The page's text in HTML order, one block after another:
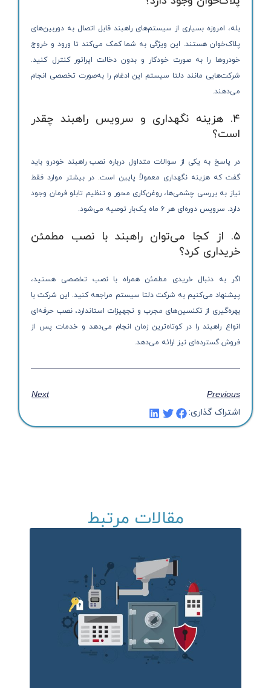
بله، امروزه بسیاری از سیستم‌های راهبند قابل اتصال به دوربین‌های
پلاک‌خوان هستند. این ویژگی به شما کمک می‌کند تا ورود و خروج
خودروها را به صورت خودکار و بدون دخالت اپراتور کنترل کنید.
شرکت‌هایی مانند دلتا سیستم این ادغام را به‌صورت تخصصی انجام
می‌دهند.
۴. هزینه نگهداری و سرویس راهبند چقدر
است؟
در پاسخ به یکی از سوالات متداول درباره نصب راهبند خودرو باید
گفت که هزینه نگهداری معمولاً پایین است. در بیشتر موارد فقط
نیاز به بررسی چشمی‌ها، روغن‌کاری محور و تنظیم تابلو فرمان وجود
دارد. سرویس دوره‌ای هر ۶ ماه یک‌بار توصیه می‌شود.
۵. از کجا می‌توان راهبند با نصب مطمئن
خریداری کرد؟
اگر به دنبال خریدی مطمئن همراه با نصب تخصصی هستید،
پیشنهاد می‌کنیم به شرکت دلتا سیستم مراجعه کنید. این شرکت با
بهره‌گیری از تکنسین‌های مجرب و تجهیزات استاندارد، نصب حرفه‌ای
انواع راهبند را در کوتاه‌ترین زمان انجام می‌دهد و خدمات پس از
فروش گسترده‌ای نیز ارائه می‌دهد.
Previous
Next
اشتراک گذاری:
مقالات مرتبط